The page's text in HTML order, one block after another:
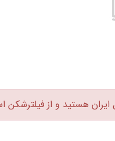
ایران هستید و از